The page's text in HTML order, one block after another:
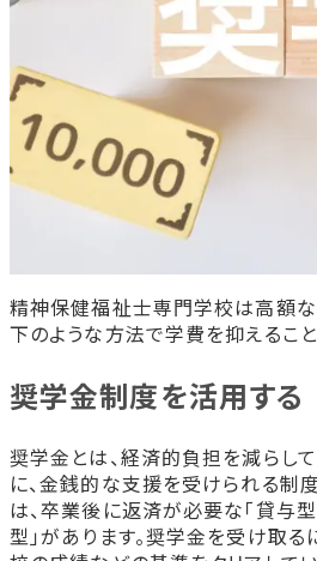
精神保健福祉士専門学校は高額な
下のような方法で学費を抑えるこ
奨学金制度を活用する
奨学金とは、経済的負担を減らし
に、金銭的な支援を受けられる制
は、卒業後に返済が必要な「貸与
型」があります。奨学金を受け取